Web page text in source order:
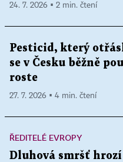
24. 7. 2026 ▪ 2 min. čtení
Pesticid, který
se v Česku běžně
roste
27. 7. 2026 ▪ 4 min. čtení
ŘEDITELÉ EVROPY
Dluhová smršť